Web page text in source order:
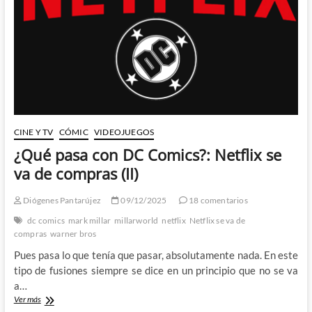
to
Comics
CINE Y TV CÓMIC VIDEOJUEGOS
¿Qué pasa con DC Comics?: Netflix se
va de compras (II)
Diógenes Pantarújez 09/12/2025
18 comentarios
dc comics mark millar millarworld netflix Netflix se va de
compras warner bros
Pues pasa lo que tenía que pasar, absolutamente nada. En este
tipo de fusiones siempre se dice en un principio que no se va
a…
Ver más¿Qué